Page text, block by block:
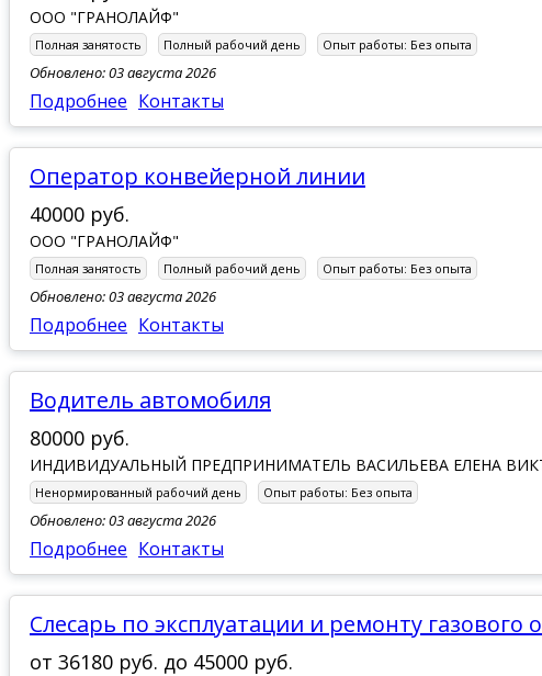
ООО "ГРАНОЛАЙФ"
Полная занятость Полный рабочий день Опыт работы: Без опыта
Обновлено: 03 августа 2026
Подробнее Контакты
Оператор конвейерной линии
40000 руб.
ООО "ГРАНОЛАЙФ"
Полная занятость Полный рабочий день Опыт работы: Без опыта
Обновлено: 03 августа 2026
Подробнее Контакты
Водитель автомобиля
80000 руб.
ИНДИВИДУАЛЬНЫЙ ПРЕДПРИНИМАТЕЛЬ ВАСИЛЬЕВА ЕЛЕНА
Ненормированный рабочий день Опыт работы: Без опыта
Обновлено: 03 августа 2026
Подробнее Контакты
Слесарь по эксплуатации и ремонту газового
от 36180 руб. до 45000 руб.